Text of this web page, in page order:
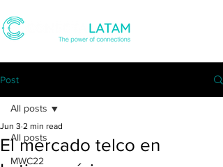
Post
All posts
MWC22
All posts
El mercado telco en
Jun 3 2 min read